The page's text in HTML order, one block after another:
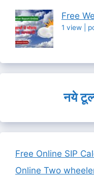
Free
1 view
नये
Free Online SIP
Online Two